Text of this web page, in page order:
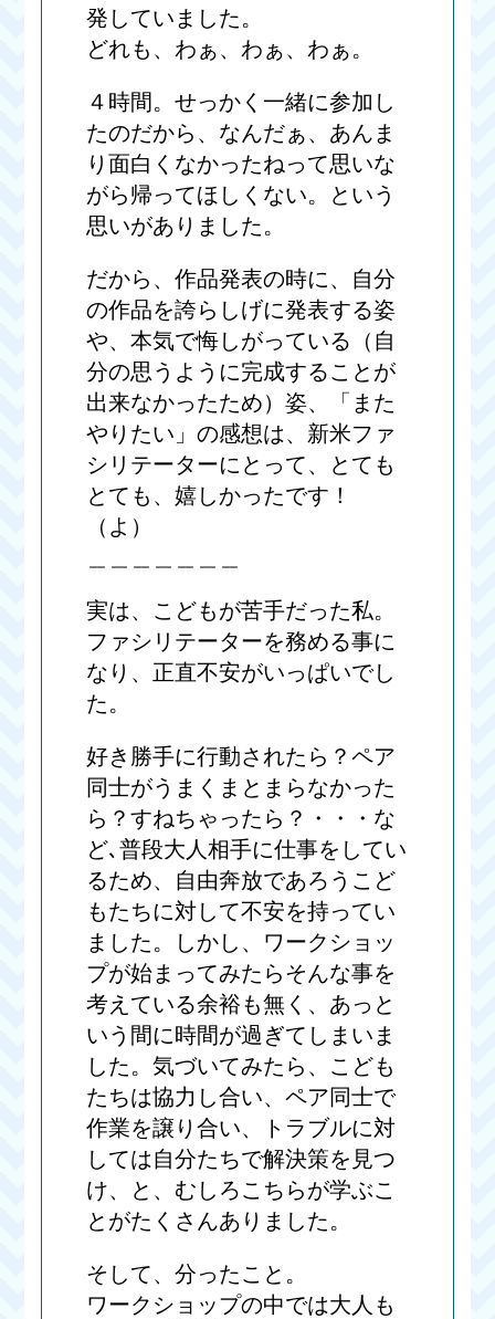
発していました。
どれも、わぁ、わぁ、わぁ。
４時間。せっかく一緒に参加し
たのだから、なんだぁ、あんま
り面白くなかったねって思いな
がら帰ってほしくない。という
思いがありました。
だから、作品発表の時に、自分
の作品を誇らしげに発表する姿
や、本気で悔しがっている（自
分の思うように完成することが
出来なかったため）姿、「また
やりたい」の感想は、新米ファ
シリテーターにとって、とても
とても、嬉しかったです！
（よ）
実は、こどもが苦手だった私。
ファシリテーターを務める事に
なり、正直不安がいっぱいでし
た。
好き勝手に行動されたら？ペア
同士がうまくまとまらなかった
ら？すねちゃったら？・・・な
ど､普段大人相手に仕事をしてい
るため、自由奔放であろうこど
もたちに対して不安を持ってい
ました。しかし、ワークショッ
プが始まってみたらそんな事を
考えている余裕も無く、あっと
いう間に時間が過ぎてしまいま
した。気づいてみたら、こども
たちは協力し合い、ペア同士で
作業を譲り合い、トラブルに対
しては自分たちで解決策を見つ
け、と、むしろこちらが学ぶこ
とがたくさんありました。
そして、分ったこと。
ワークショップの中では大人も